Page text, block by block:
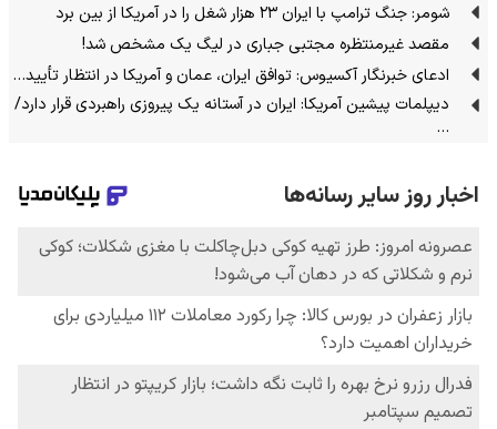
شومر: جنگ ترامپ با ایران ۲۳ هزار شغل را در آمریکا از بین برد
مقصد غیرمنتظره مجتبی جباری در لیگ یک مشخص شد!
ادعای خبرنگار آکسیوس: توافق ایران، عمان و آمریکا در انتظار تأیید…
دیپلمات پیشین آمریکا: ایران در آستانه یک پیروزی راهبردی قرار دارد/
…